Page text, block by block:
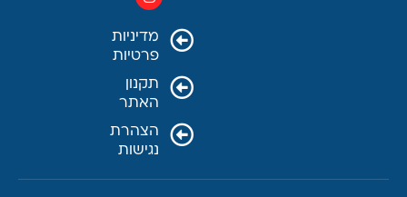
מדיניות
פרטיות
תקנון
האתר
הצהרת
נגישות